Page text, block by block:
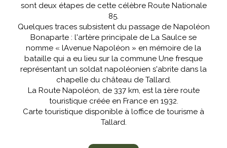
sont deux étapes de cette célèbre Route Nationale
85.
Quelques traces subsistent du passage de Napoléon
Bonaparte : l'artère principale de La Saulce se
nomme « lAvenue Napoléon » en mémoire de la
bataille qui a eu lieu sur la commune Une fresque
représentant un soldat napoléonien s'abrite dans la
chapelle du château de Tallard.
La Route Napoléon, de 337 km, est la 1ère route
touristique créée en France en 1932.
Carte touristique disponible à loffice de tourisme à
Tallard.